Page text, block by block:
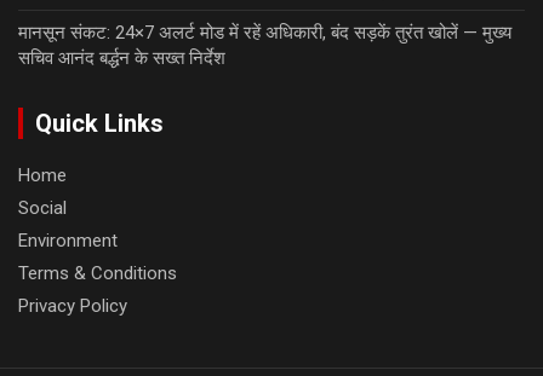
मानसून संकट: 24×7 अलर्ट मोड में रहें अधिकारी, बंद सड़कें तुरंत खोलें — मुख्य
सचिव आनंद बर्द्धन के सख्त निर्देश
Quick Links
Home
Social
Environment
Terms & Conditions
Privacy Policy